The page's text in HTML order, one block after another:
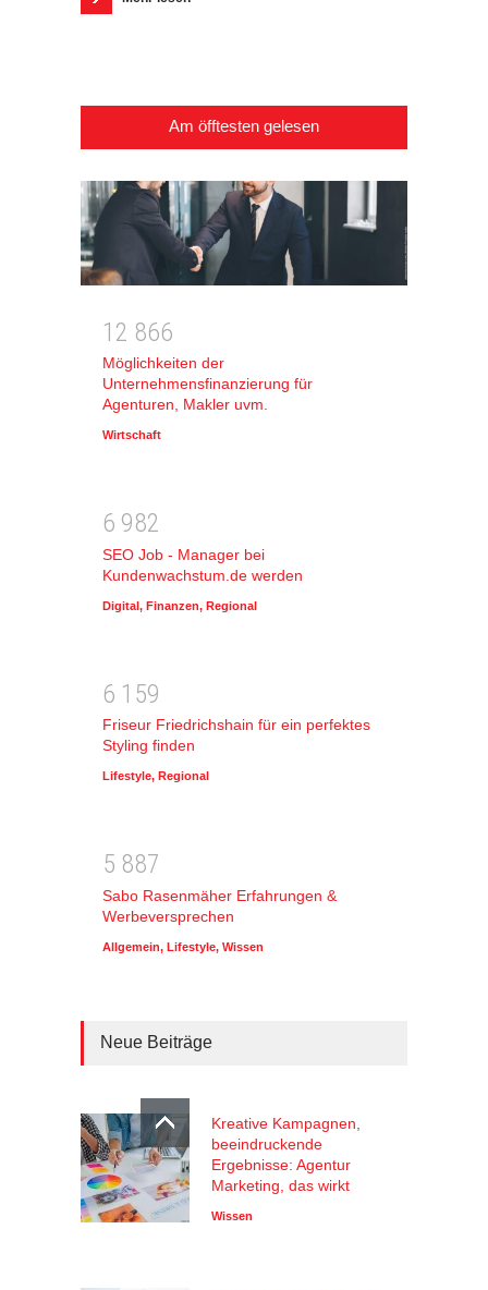
Am öfftesten gelesen
1 2 866
Möglichkeiten der
Unternehmensfinanzierung für
Agenturen, Makler uvm.
Wirtschaft
6 982
SEO Job - Manager bei
Kundenwachstum.de werden
Digital, Finanzen, Regional
6 1 59
Friseur Friedrichshain für ein perfektes
Styling finden
Lifestyle, Regional
5 887
Sabo Rasenmäher Erfahrungen &
Werbeversprechen
Allgemein, Lifestyle, Wissen
Neue Beiträge
Kreative Kampagnen,
beeindruckende
Ergebnisse: Agentur
Marketing, das wirkt
Wissen